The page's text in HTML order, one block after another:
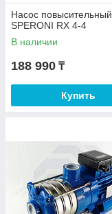
Насос повысительный
SPERONI RX 4-4
В наличии
188 990 ₸
Купить